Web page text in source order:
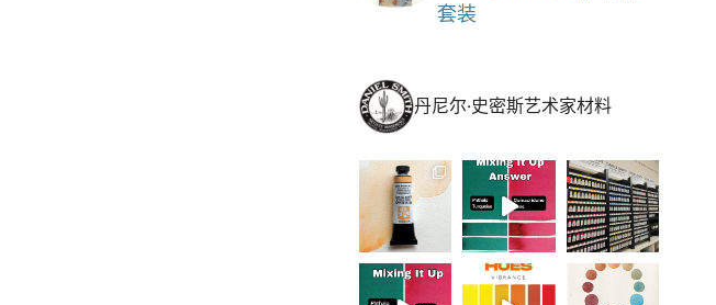
套装
丹尼尔·史密斯艺术家材料